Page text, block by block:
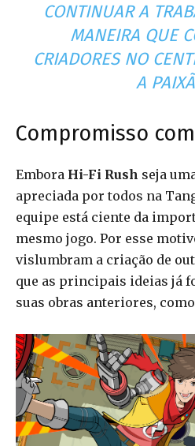
CONTINUAR A
MANEIRA QUE
CRIADORES NO
A
Compromisso
Embora Hi-Fi Rush seja
apreciada por todos na
equipe está ciente da
mesmo jogo. Por esse
vislumbram a criação de
que as principais ideias já
suas obras anteriores,